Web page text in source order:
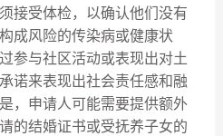
接受体检，以确认他们没有
成风险的传染病或健康状
参与社区活动或表现出对土
诺来表现出社会责任感和融
，申请人可能需要提供额外
的结婚证书或受抚养子女的